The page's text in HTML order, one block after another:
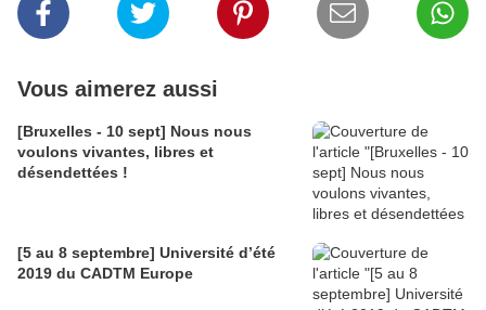
Vous aimerez aussi
[Bruxelles - 10 sept] Nous nous
voulons vivantes, libres et
désendettées !
[5 au 8 septembre] Université d’été
2019 du CADTM Europe